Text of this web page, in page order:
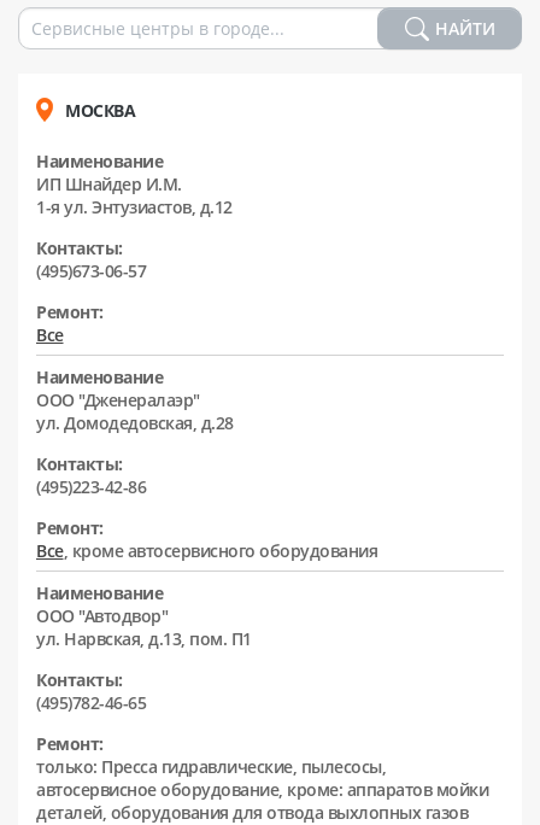
НАЙТИ
МОСКВА
Наименование
ИП Шнайдер И.М.
1-я ул. Энтузиастов, д.12
Контакты:
(495)673-06-57
Ремонт:
Все
Наименование
ООО "Дженералаэр"
ул. Домодедовская, д.28
Контакты:
(495)223-42-86
Ремонт:
Все, кроме автосервисного оборудования
Наименование
ООО "Автодвор"
ул. Нарвская, д.13, пом. П1
Контакты:
(495)782-46-65
Ремонт:
только: Пресса гидравлические, пылесосы,
автосервисное оборудование, кроме: аппаратов мойки
деталей, оборудования для отвода выхлопных газов